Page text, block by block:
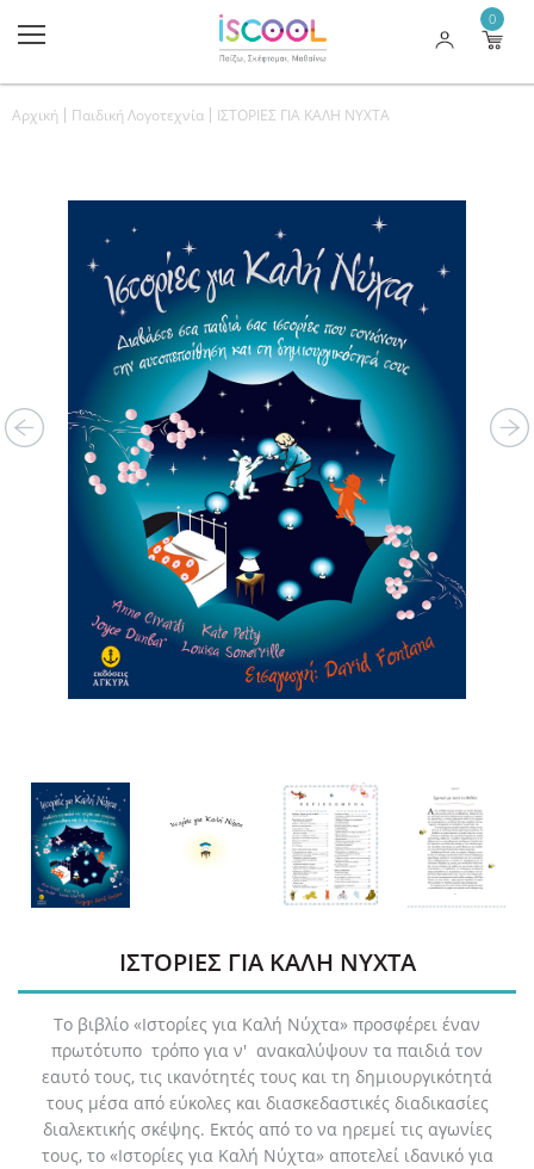
0
Αρχική Παιδική Λογοτεχνία ΙΣΤΟΡΙΕΣ ΓΙΑ ΚΑΛΗ ΝΥΧΤΑ
ΙΣΤΟΡΙΕΣ ΓΙΑ ΚΑΛΗ ΝΥΧΤΑ
Το βιβλίο «Ιστορίες για Καλή Νύχτα» προσφέρει έναν
πρωτότυπο τρόπο για ν' ανακαλύψουν τα παιδιά τον
εαυτό τους, τις ικανότητές τους και τη δημιουργικότητά
τους μέσα από εύκολες και διασκεδαστικές διαδικασίες
διαλεκτικής σκέψης. Εκτός από το να ηρεμεί τις αγωνίες
τους, το «Ιστορίες για Καλή Νύχτα» αποτελεί ιδανικό για